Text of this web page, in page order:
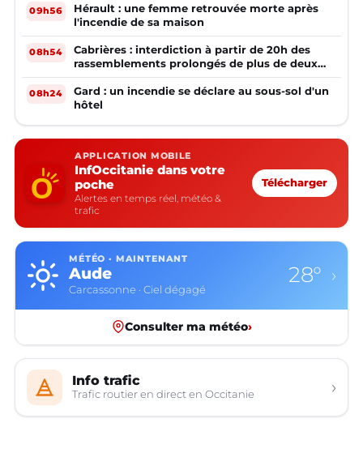
09h56
Hérault : une femme retrouvée morte après
l'incendie de sa maison
08h54
Cabrières : interdiction à partir de 20h des
rassemblements prolongés de plus de deux
mineurs non accompagnés d'un adulte
08h24
Gard : un incendie se déclare au sous-sol d'un
hôtel
APPLICATION MOBILE
InfOccitanie dans votre
poche
Alertes en temps réel, météo &
trafic
Télécharger
MÉTÉO · MAINTENANT
Aude
Carcassonne · Ciel dégagé
28° ›
Consulter ma météo›
Info trafic
Trafic routier en direct en Occitanie ›